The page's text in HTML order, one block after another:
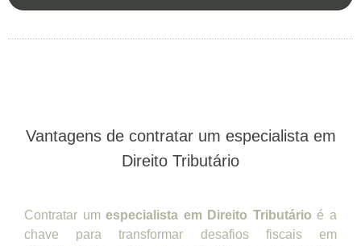
Vantagens de contratar um especialista em
Direito Tributário
Contratar umespecialista em Direito Tributário é a
chave para transformar desafios fiscais em